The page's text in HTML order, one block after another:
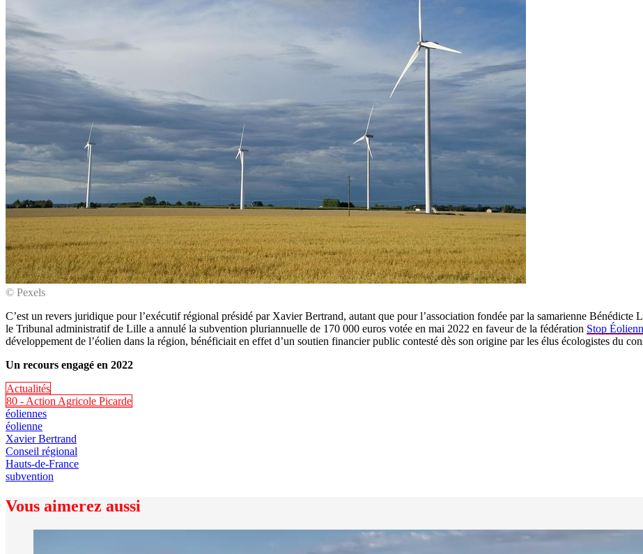
© Pexels
C’est un revers juridique pour l’exécutif régional présidé par Xavier Bertrand, autant que pour l’association fondée par la samarienne Bénédicte
le Tribunal administratif de Lille a annulé la subvention pluriannuelle de 170 000 euros votée en mai 2022 en faveur de la fédération Stop
développement de l’éolien dans la région, bénéficiait en effet d’un soutien financier public contesté dès son origine par les élus écologistes du
Un recours engagé en 2022
Actualités
80 - Action Agricole Picarde
éoliennes
éolienne
Xavier Bertrand
Conseil régional
Hauts-de-France
subvention
Vous aimerez aussi